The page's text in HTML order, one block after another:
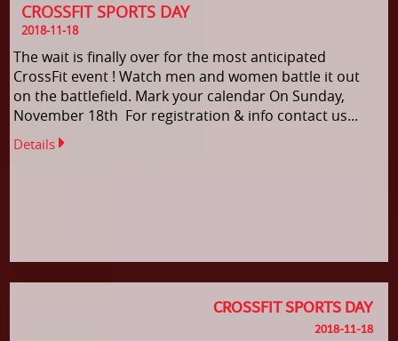
CROSSFIT SPORTS DAY
2018-11-18
The wait is finally over for the most anticipated
CrossFit event ! Watch men and women battle it out
on the battlefield. Mark your calendar On Sunday,
November 18th For registration & info contact us...
Details
CROSSFIT SPORTS DAY
2018-11-18